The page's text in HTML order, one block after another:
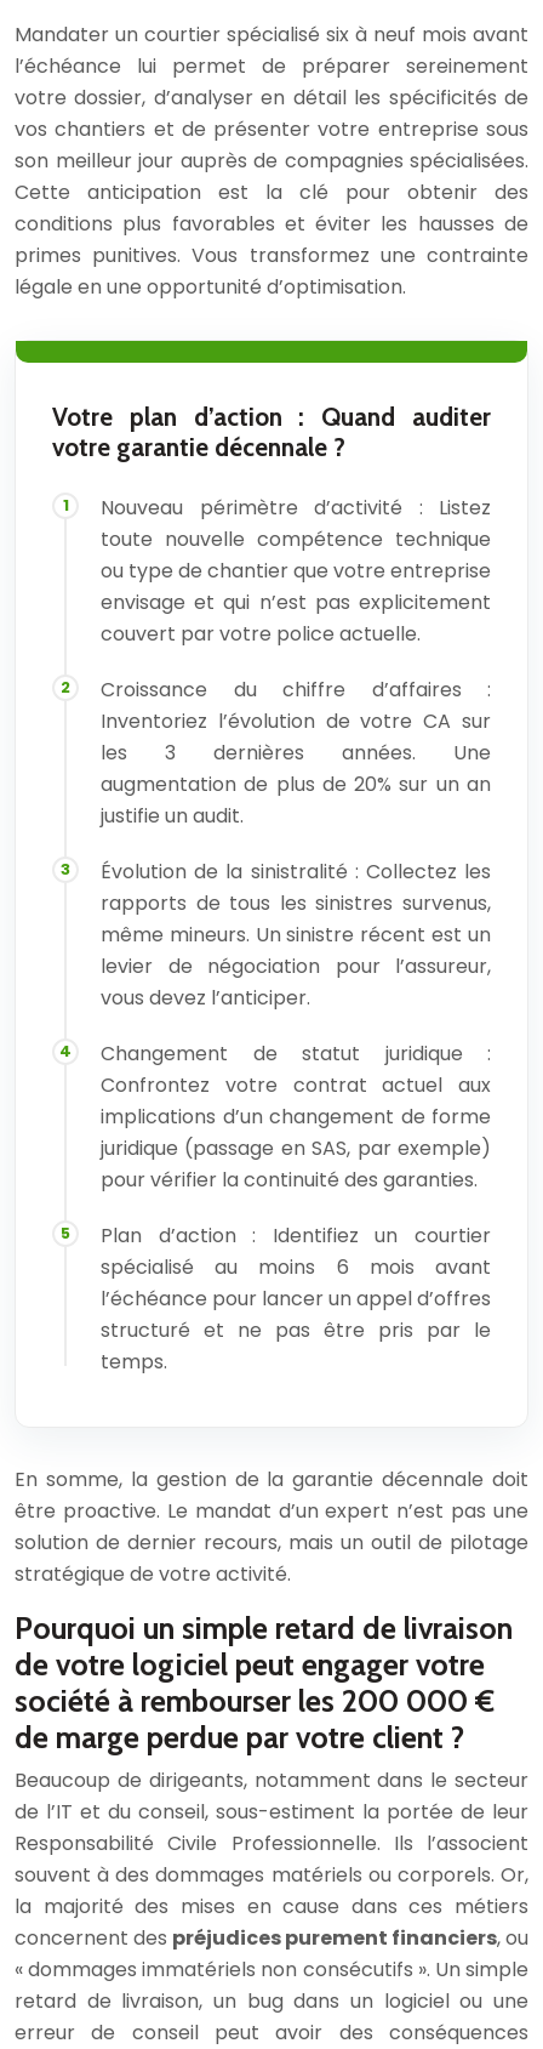
Mandater un courtier spécialisé six à neuf mois avant
l’échéance lui permet de préparer sereinement
votre dossier, d’analyser en détail les spécificités de
vos chantiers et de présenter votre entreprise sous
son meilleur jour auprès de compagnies spécialisées.
Cette anticipation est la clé pour obtenir des
conditions plus favorables et éviter les hausses de
primes punitives. Vous transformez une contrainte
légale en une opportunité d’optimisation.
Votre plan d’action : Quand auditer
votre garantie décennale ?
Nouveau périmètre d’activité : Listez
toute nouvelle compétence technique
ou type de chantier que votre entreprise
envisage et qui n’est pas explicitement
couvert par votre police actuelle.
Croissance du chiffre d’affaires :
Inventoriez l’évolution de votre CA sur
les 3 dernières années. Une
augmentation de plus de 20% sur un an
justifie un audit.
Évolution de la sinistralité : Collectez les
rapports de tous les sinistres survenus,
même mineurs. Un sinistre récent est un
levier de négociation pour l’assureur,
vous devez l’anticiper.
Changement de statut juridique :
Confrontez votre contrat actuel aux
implications d’un changement de forme
juridique (passage en SAS, par exemple)
pour vérifier la continuité des garanties.
Plan d’action : Identifiez un courtier
spécialisé au moins 6 mois avant
l’échéance pour lancer un appel d’offres
structuré et ne pas être pris par le
temps.
En somme, la gestion de la garantie décennale doit
être proactive. Le mandat d’un expert n’est pas une
solution de dernier recours, mais un outil de pilotage
stratégique de votre activité.
Pourquoi un simple retard de livraison
de votre logiciel peut engager votre
société à rembourser les 200 000 €
de marge perdue par votre client ?
Beaucoup de dirigeants, notamment dans le secteur
de l’IT et du conseil, sous-estiment la portée de leur
Responsabilité Civile Professionnelle. Ils l’associent
souvent à des dommages matériels ou corporels. Or,
la majorité des mises en cause dans ces métiers
concernent des préjudices purement financiers, ou
« dommages immatériels non consécutifs ». Un simple
retard de livraison, un bug dans un logiciel ou une
erreur de conseil peut avoir des conséquences